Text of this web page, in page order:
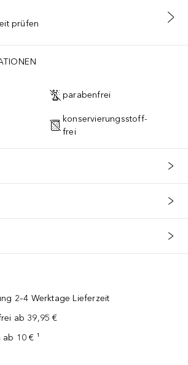
IN DEN WARENKORB
prüfen
parabenfrei
konservierungsstoff-
frei
2–4 Werktage Lieferzeit
ab 39,95 €
10 € ¹